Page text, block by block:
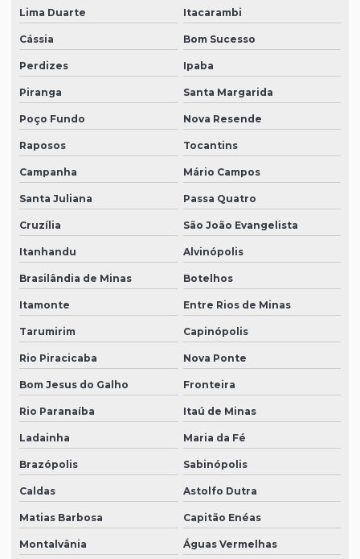
Lima Duarte Itacarambi
Cássia Bom Sucesso
Perdizes Ipaba
Piranga Santa Margarida
Poço Fundo Nova Resende
Raposos Tocantins
Campanha Mário Campos
Santa Juliana Passa Quatro
Cruzília São João Evangelista
Itanhandu Alvinópolis
Brasilândia de Minas Botelhos
Itamonte Entre Rios de Minas
Tarumirim Capinópolis
Rio Piracicaba Nova Ponte
Bom Jesus do Galho Fronteira
Rio Paranaíba Itaú de Minas
Ladainha Maria da Fé
Brazópolis Sabinópolis
Caldas Astolfo Dutra
Matias Barbosa Capitão Enéas
Montalvânia Águas Vermelhas